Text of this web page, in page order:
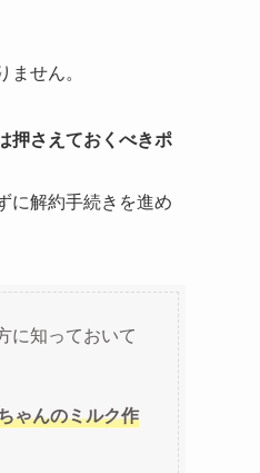
せん。
押さえておくべきポ
に解約手続きを進め
に知っておいて
ゃんのミルク作